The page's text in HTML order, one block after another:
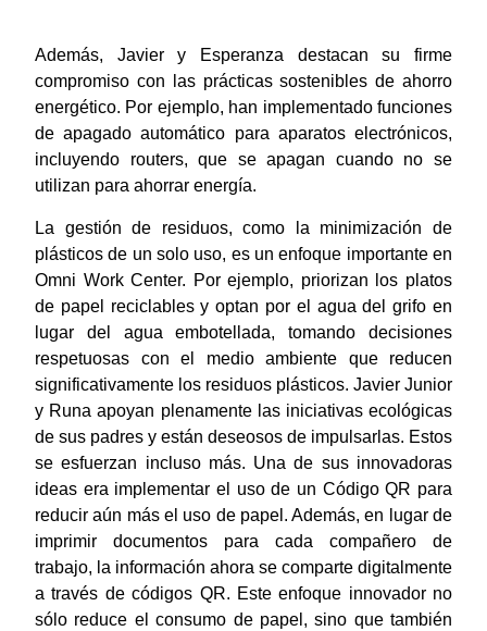
Además, Javier y Esperanza destacan su firme
compromiso con las prácticas sostenibles de ahorro
energético. Por ejemplo, han implementado funciones
de apagado automático para aparatos electrónicos,
incluyendo routers, que se apagan cuando no se
utilizan para ahorrar energía.
La gestión de residuos, como la minimización de
plásticos de un solo uso, es un enfoque importante en
Omni Work Center. Por ejemplo, priorizan los platos
de papel reciclables y optan por el agua del grifo en
lugar del agua embotellada, tomando decisiones
respetuosas con el medio ambiente que reducen
significativamente los residuos plásticos. Javier Junior
y Runa apoyan plenamente las iniciativas ecológicas
de sus padres y están deseosos de impulsarlas. Estos
se esfuerzan incluso más. Una de sus innovadoras
ideas era implementar el uso de un Código QR para
reducir aún más el uso de papel. Además, en lugar de
imprimir documentos para cada compañero de
trabajo, la información ahora se comparte digitalmente
a través de códigos QR. Este enfoque innovador no
sólo reduce el consumo de papel, sino que también